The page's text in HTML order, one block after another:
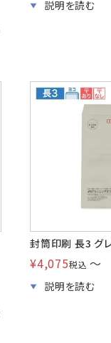
封筒印刷 長3 グ
¥4,075税込 〜